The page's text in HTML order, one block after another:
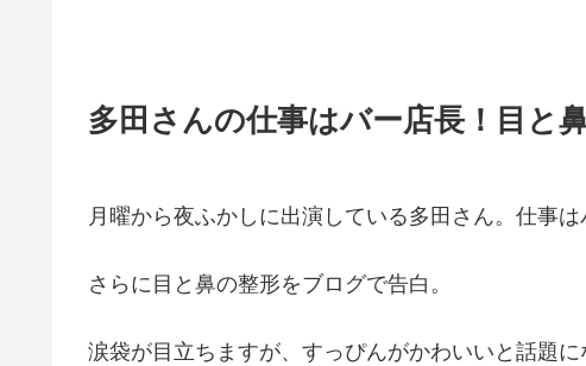
多田さんの仕事はバー店長！目と
月曜から夜ふかしに出演している多田さん。仕事は
さらに目と鼻の整形をブログで告白。
涙袋が目立ちますが、すっぴんがかわいいと話題に